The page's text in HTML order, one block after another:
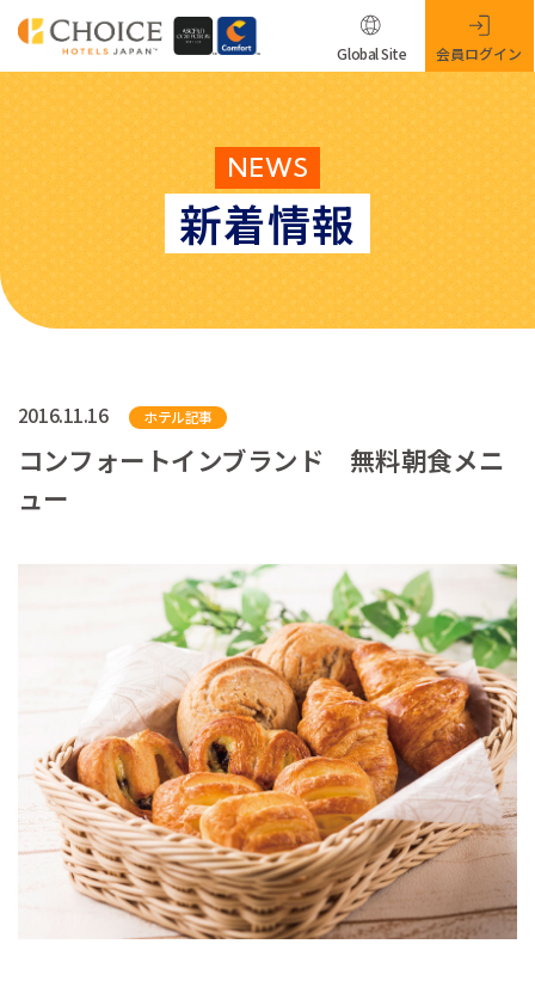
NEWS
新着情報
Global Site 会員ログイン
2016.11.16 ホテル記事
コンフォートインブランド 無料朝食メニ
ュー